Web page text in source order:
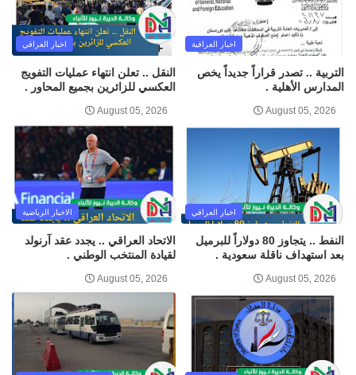
اخبار العراقية
التربية .. تصدر قراراً جديداً يخص
المدارس الأهلية .
August 05, 2026
اخبار العراقي
النقل .. تعلن انتهاء عمليات التفويج
العكسي للزائرين بجميع المحاور .
August 05, 2026
اخبار العراقي
النفط .. يتجاوز 80 دولاراً للبرميل
بعد استهداف ناقلة سعودية .
August 05, 2026
الاخبار الرياضية
الاتحاد العراقي .. يجدد عقد آرنولد
لقيادة المنتخب الوطني .
August 05, 2026